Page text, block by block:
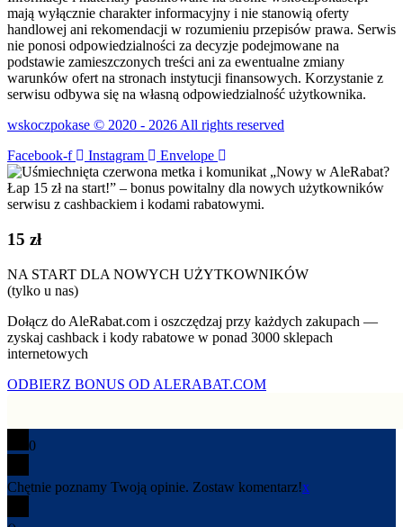
mają wyłącznie charakter informacyjny i nie stanowią oferty
handlowej ani rekomendacji w rozumieniu przepisów prawa. Serwis
nie ponosi odpowiedzialności za decyzje podejmowane na
podstawie zamieszczonych treści ani za ewentualne zmiany
warunków ofert na stronach instytucji finansowych. Korzystanie z
serwisu odbywa się na własną odpowiedzialność użytkownika.
wskoczpokase © 2020 - 2026 All rights reserved
Facebook-f
Instagram Envelope
15 zł
NA START DLA NOWYCH UŻYTKOWNIKÓW
(tylko u nas)
Dołącz do AleRabat.com i oszczędzaj przy każdych zakupach —
zyskaj cashback i kody rabatowe w ponad 3000 sklepach
internetowych
ODBIERZ BONUS OD ALERABAT.COM
0
Chętnie poznamy Twoją opinie. Zostaw komentarz!x